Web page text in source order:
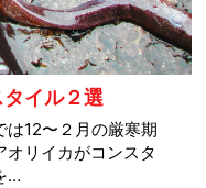
タイル２選
12〜２月の厳寒期
リイカがコンスタ
…